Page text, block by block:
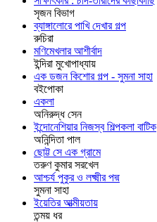
সৃজন বিভাগ
ব্যাঙ্গালোরে পাখি দেখার গল্প
রুচিরা
মণিমেখলার আশীর্বাদ
ইন্দিরা মুখোপাধ্যায়
এক ডজন কিশোর গল্প - সুমনা সাহা
বইপোকা
একলা
অনিরুদ্ধ সেন
ইন্দোনেশিয়ার নিজস্ব শিল্পকলা বাটিক
অনিন্দিতা পাল
ছোট্ট সে এক গ্রামে
তরুণ কুমার সরখেল
আশ্চর্য পুকুর ও লক্ষ্মীর পদ্ম
সুমনা সাহা
ইয়েতির আত্মীয়তায়
তন্ময় ধর